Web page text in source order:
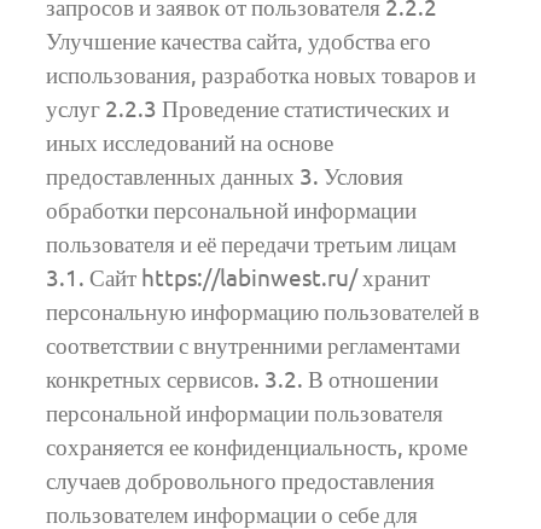
запросов и заявок от пользователя 2.2.2
Улучшение качества сайта, удобства его
использования, разработка новых товаров и
услуг 2.2.3 Проведение статистических и
иных исследований на основе
предоставленных данных 3. Условия
обработки персональной информации
пользователя и её передачи третьим лицам
3.1. Сайт https://labinwest.ru/ хранит
персональную информацию пользователей в
соответствии с внутренними регламентами
конкретных сервисов. 3.2. В отношении
персональной информации пользователя
сохраняется ее конфиденциальность, кроме
случаев добровольного предоставления
пользователем информации о себе для